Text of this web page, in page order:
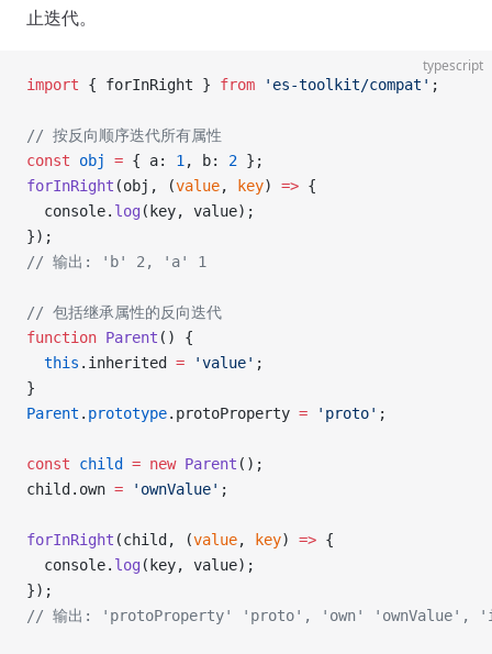
止迭代。
typescript
import { forInRight } from 'es-toolkit/compat' ;
// 按反向顺序迭代所有属性
const obj = { a: 1 , b: 2 };
forInRight (obj, (value, key) => {
  console.
log (key, value);
});
// 输出: 'b' 2, 'a' 1
// 包括继承属性的反向迭代
function Parent () {
  this
.inherited = 'value' ;
}
Parent . prototype.protoProperty = 'proto' ;
const child = new Parent ();
child.own = 'ownValue' ;
forInRight (child, (value, key) => {
  console.
log (key, value);
});
// 输出: 'protoProperty' 'proto', 'own' 'ownValue',